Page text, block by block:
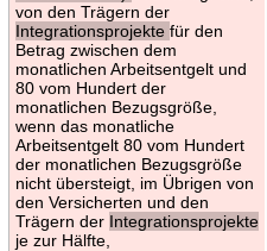
von den Trägern der
Integrationsprojekte für den
Betrag zwischen dem
monatlichen Arbeitsentgelt und
80 vom Hundert der
monatlichen Bezugsgröße,
wenn das monatliche
Arbeitsentgelt 80 vom Hundert
der monatlichen Bezugsgröße
nicht übersteigt, im Übrigen von
den Versicherten und den
Trägern der Integrationsprojekte
je zur Hälfte,